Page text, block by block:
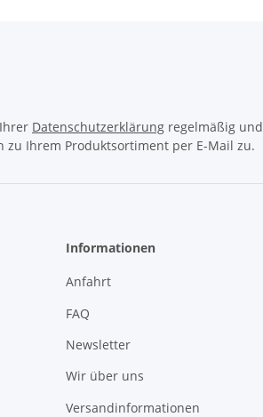
Datenschutzerklärung regelmäßig und
Ihrem Produktsortiment per E-Mail zu.
Informationen
Anfahrt
FAQ
Newsletter
Wir über uns
Versandinformationen